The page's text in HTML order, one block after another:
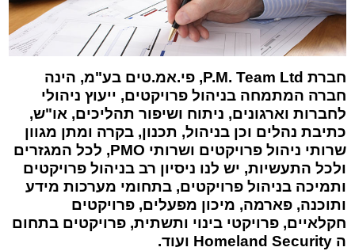
חברת P.M. Team Ltd
, פי.אמ.טים בע"מ, הינה
חברה המתמחה בניהול פרויקטים, ייעוץ ניהולי
לחברות וארגונים, ניתוח ושיפור תהליכים, או"ש,
כתיבת נהלים וכן בניהול, תכנון, בקרה ומתן מגוון
שרותי ניהול פרויקטים ושרותי PMO, לכל המגזרים
ולכל התעשיות, יש לנו ניסיון רב בניהול פרויקטים
ותמיכה בניהול פרויקטים, בתחומי מערכות מידע
ותוכנה, פארמה, מיכון מפעלים, פרויקטים
חקלאיים, פרויקטי בינוי ותשתית, פרויקטים בתחום
ה Homeland Security ועוד.